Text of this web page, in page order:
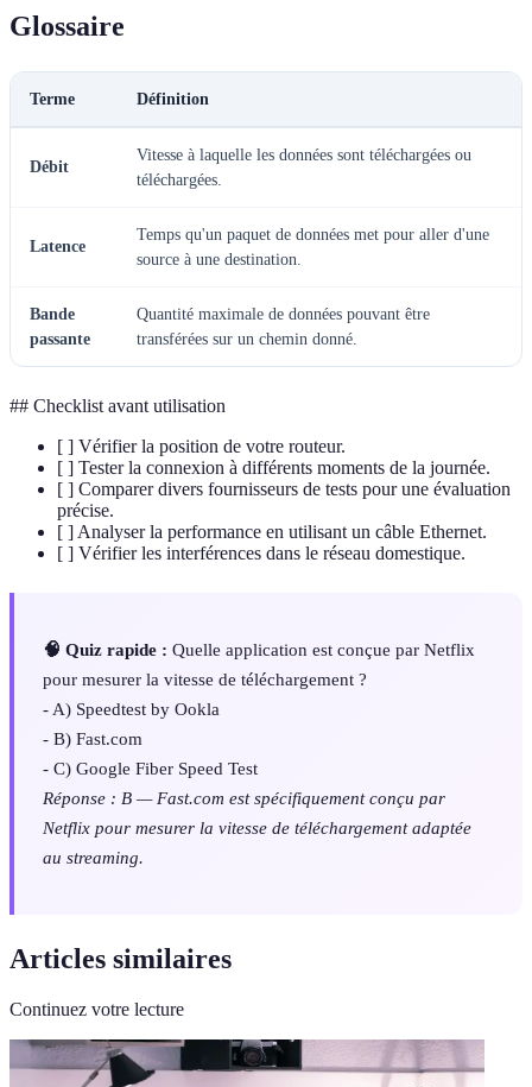
Glossaire
Terme Définition
Débit
Vitesse à laquelle les données sont téléchargées ou
téléchargées.
Latence
Temps qu'un paquet de données met pour aller d'une
source à une destination.
Bande
passante
Quantité maximale de données pouvant être
transférées sur un chemin donné.
## Checklist avant utilisation
[ ] Vérifier la position de votre routeur.
[ ] Tester la connexion à différents moments de la journée.
[ ] Comparer divers fournisseurs de tests pour une évaluation
précise.
[ ] Analyser la performance en utilisant un câble Ethernet.
[ ] Vérifier les interférences dans le réseau domestique.
🧠 Quiz rapide : Quelle application est conçue par Netflix
pour mesurer la vitesse de téléchargement ?
- A) Speedtest by Ookla
- B) Fast.com
- C) Google Fiber Speed Test
Réponse : B — Fast.com est spécifiquement conçu par
Netflix pour mesurer la vitesse de téléchargement adaptée
au streaming.
Articles similaires
Continuez votre lecture